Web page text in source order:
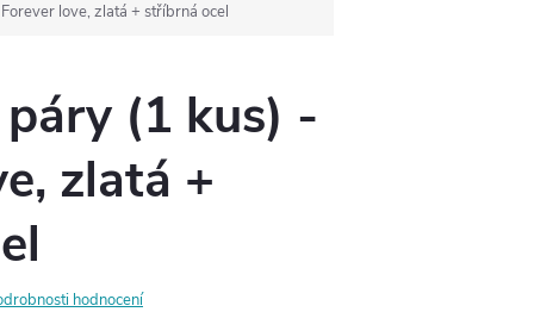
love, zlatá + stříbrná ocel
(1 kus) -
zlatá +
hodnocení